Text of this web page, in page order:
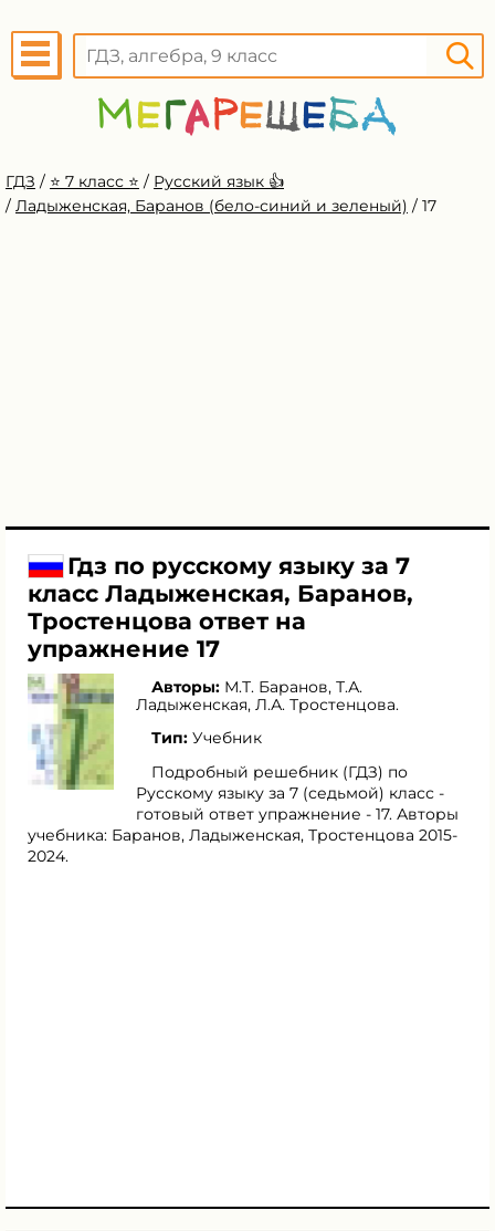
ГДЗ / ⭐️ 7 класс ⭐️ / Русский язык 👍
/ Ладыженская, Баранов (бело-синий и зеленый) / 17
Гдз по русскому языку за 7
класс Ладыженская, Баранов,
Тростенцова ответ на
упражнение 17
Авторы: М.Т. Баранов, Т.А.
Ладыженская, Л.А. Тростенцова.
Тип: Учебник
Подробный решебник (ГДЗ) по
Русскому языку за 7 (седьмой) класс -
готовый ответ упражнение - 17. Авторы
учебника: Баранов, Ладыженская, Тростенцова 2015-
2024.